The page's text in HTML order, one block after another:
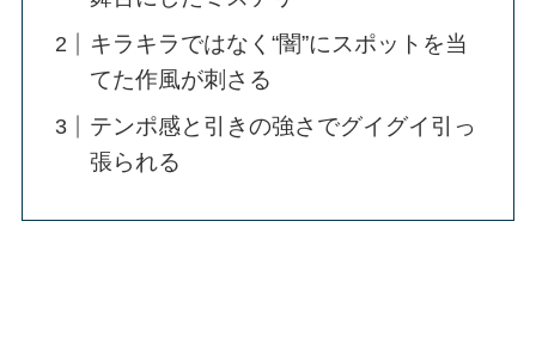
キラキラではなく“闇”にスポットを当
てた作風が刺さる
テンポ感と引きの強さでグイグイ引っ
張られる